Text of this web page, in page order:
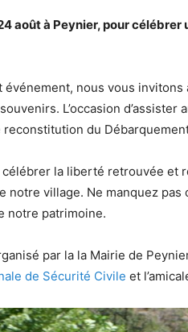
août à Peynier, pour
événement, nous vous
L’occasion
du
la liberté retrouvée et
notre village. Ne manquez
notre patrimoine.
par la la Mairie de
de Sécurité Civile et